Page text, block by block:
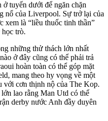
ở tuyến dưới để ngăn chặn
nổ của Liverpool. Sự trở lại của
xem là “liều thuốc tinh thần”
trò.
những thử thách lớn nhất
ở đây cũng có thể phải trả
hoàn toàn có thể góp mặt
mang theo hy vọng về một
với cơn thịnh nộ của The Kop.
lao rằng Man Utd có thể
derby nước Anh đầy duyên